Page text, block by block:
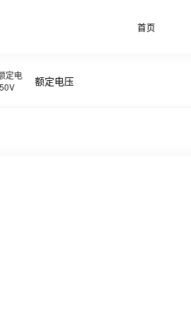
首页
额定电压